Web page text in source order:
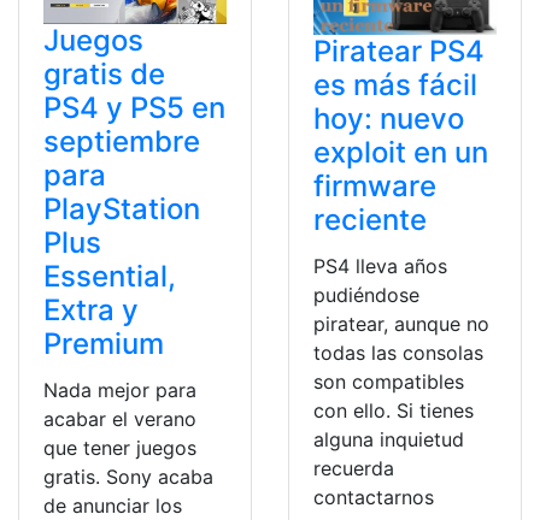
Juegos
gratis de
PS4 y PS5 en
septiembre
para
PlayStation
Plus
Essential,
Extra y
Premium
Nada mejor para
acabar el verano
que tener juegos
gratis. Sony acaba
de anunciar los
Piratear PS4
es más fácil
hoy: nuevo
exploit en un
firmware
reciente
PS4 lleva años
pudiéndose
piratear, aunque no
todas las consolas
son compatibles
con ello. Si tienes
alguna inquietud
recuerda
contactarnos